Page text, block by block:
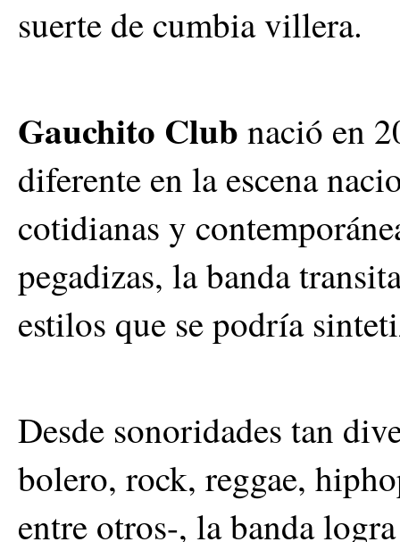
suerte de cumbia villera.
Gauchito Club nació en
diferente en la escena
cotidianas y
pegadizas, la banda
estilos que se podría
Desde sonoridades tan
bolero, rock, reggae,
entre otros-, la banda